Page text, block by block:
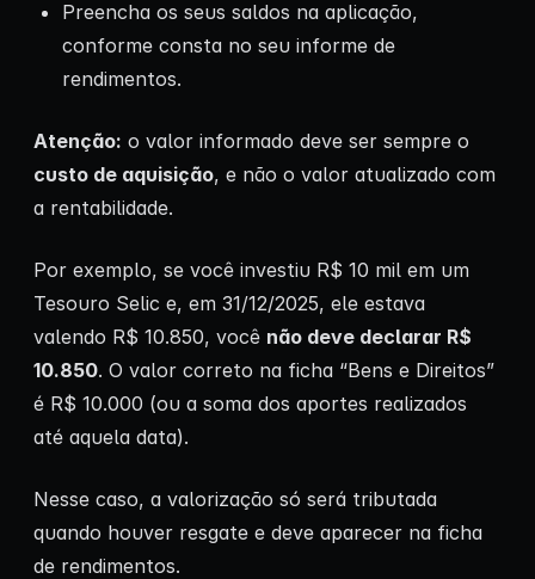
Preencha os seus saldos na aplicação,
conforme consta no seu informe de
rendimentos.
Atenção: o valor informado deve ser sempre o
custo de aquisição, e não o valor atualizado com
a rentabilidade.
Por exemplo, se você investiu R$ 10 mil em um
Tesouro Selic e, em 31/12/2025, ele estava
valendo R$ 10.850, você não deve declarar R$
10.850. O valor correto na ficha “Bens e Direitos”
é R$ 10.000 (ou a soma dos aportes realizados
até aquela data).
Nesse caso, a valorização só será tributada
quando houver resgate e deve aparecer na ficha
de rendimentos.